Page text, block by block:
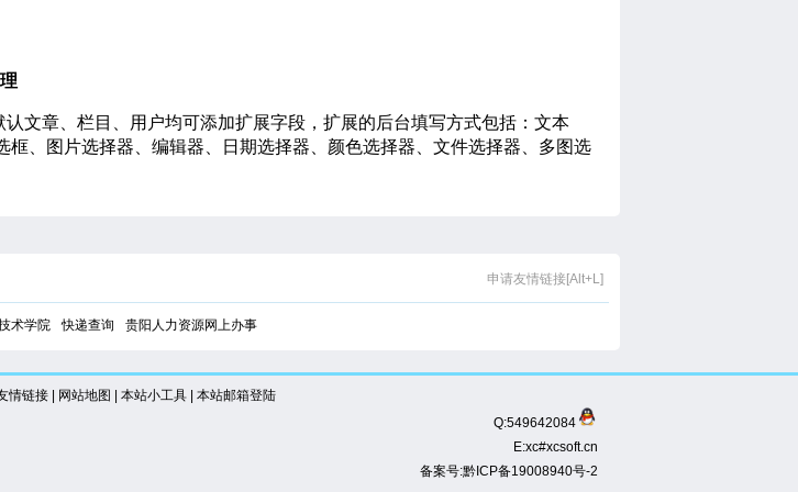
文章、栏目、用户均可添加扩展字段，扩展的后台填写方式包括：文本
框、图片选择器、编辑器、日期选择器、颜色选择器、文件选择器、多图选
申请友情链接[Alt+L]
术学院 快递查询 贵阳人力资源网上办事
情链接| 网站地图 本站小工具| 本站邮箱登陆
Q:549642084
E:xc#xcsoft.cn
备案号:黔ICP备19008940号-2